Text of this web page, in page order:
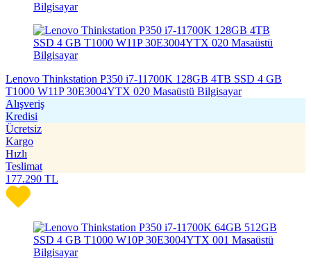
Lenovo Thinkstation P350 i7-11700K 128GB 4TB SSD 4 GB
T1000 W11P 30E3004YTX 020 Masaüstü Bilgisayar
Alışveriş
Kredisi
Ücretsiz
Kargo
Hızlı
Teslimat
177.290 TL